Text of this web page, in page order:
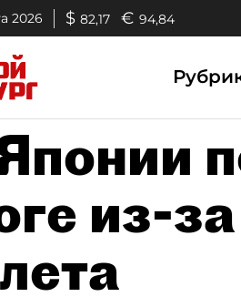
2026 $ 82,17 € 94,84
из-